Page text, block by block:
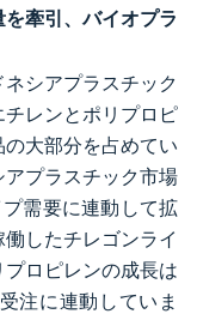
牽引、バイオプラ
シアプラスチック
チレンとポリプロピ
大部分を占めてい
プラスチック市場
需要に連動して拡
したチレゴンライ
ロピレンの成長は
注に連動していま